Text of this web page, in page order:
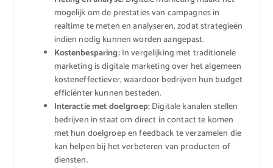
mogelijk om de prestaties van campagnes in
realtime te meten en analyseren, zodat strategieën
indien nodig kunnen worden aangepast.
Kostenbesparing:In vergelijking met traditionele
marketing is digitale marketing over het algemeen
kosteneffectiever, waardoor bedrijven hun budget
efficiënter kunnen besteden.
Interactie met doelgroep:Digitale kanalen stellen
bedrijven in staat om direct in contact te komen
met hun doelgroep en feedback te verzamelen die
kan helpen bij het verbeteren van producten of
diensten.